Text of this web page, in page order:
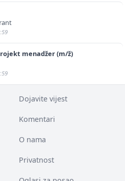
menadžer (m/ž)
Dojavite vijest
Komentari
O nama
Privatnost